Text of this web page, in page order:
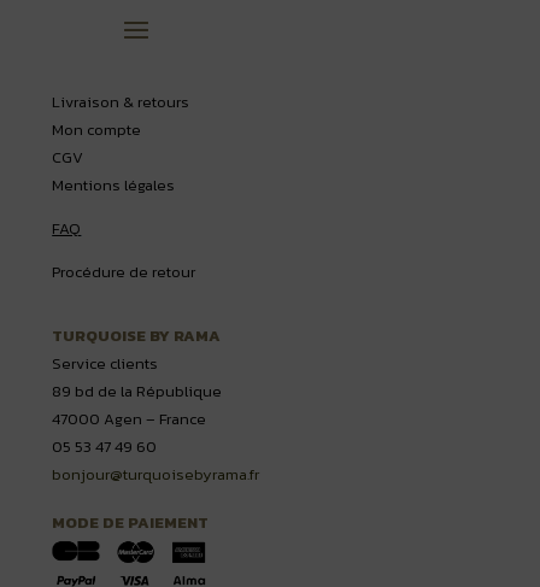
Livraison & retours
Mon compte
CGV
Mentions légales
FAQ
Procédure de retour
TURQUOISE BY RAMA
Service clients
89 bd de la République
47000 Agen – France
05 53 47 49 60
bonjour@turquoisebyrama.fr
MODE DE PAIEMENT